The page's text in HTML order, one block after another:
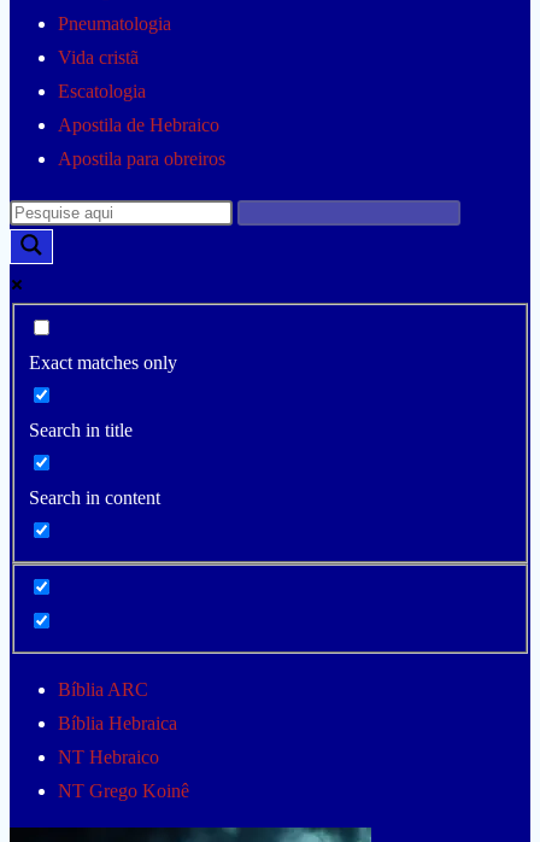
Pneumatologia
Vida cristã
Escatologia
Apostila de Hebraico
Apostila para obreiros
Exact matches only
Search in title
Search in content
Bíblia ARC
Bíblia Hebraica
NT Hebraico
NT Grego Koinê